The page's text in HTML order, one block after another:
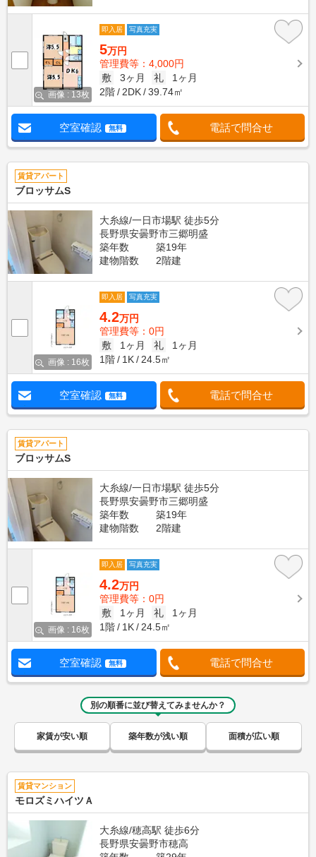
画像 : 13枚
即入居 写真充実
5万円
管理費等：4,000円
敷
3ヶ月 礼
1ヶ月
2階
2DK 39.74㎡
空室確認 無料 電話で問合せ
賃貸アパート
ブロッサムS
大糸線/一日市場駅 徒歩5分
長野県安曇野市三郷明盛
築年数
築19年
建物階数
2階建
画像 : 16枚
即入居 写真充実
4.2万円
管理費等：0円
敷
1ヶ月 礼
1ヶ月
1階
1K 24.5㎡
空室確認 無料 電話で問合せ
賃貸アパート
ブロッサムS
大糸線/一日市場駅 徒歩5分
長野県安曇野市三郷明盛
築年数
築19年
建物階数
2階建
画像 : 16枚
即入居 写真充実
4.2万円
管理費等：0円
敷
1ヶ月 礼
1ヶ月
1階
1K 24.5㎡
空室確認 無料 電話で問合せ
別の順番に並び替えてみませんか？
家賃が安い順 築年数が浅い順 面積が広い順
賃貸マンション
モロズミハイツＡ
大糸線/穂高駅 徒歩6分
長野県安曇野市穂高